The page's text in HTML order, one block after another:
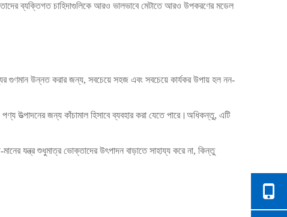
ব্যক্তিগত চাহিদাগুলিকে আরও ভালভাবে মেটাতে আরও উপকরণের মডেল
গুণমান উন্নত করার জন্য, সবচেয়ে সহজ এবং সবচেয়ে কার্যকর উপায় হল নন-
উত্পাদনের জন্য কাঁচামাল হিসাবে ব্যবহার করা যেতে পারে।অধিকন্তু, এটি
যন্ত্র শুধুমাত্র ভোক্তাদের উৎপাদন বাড়াতে সাহায্য করে না, কিন্তু